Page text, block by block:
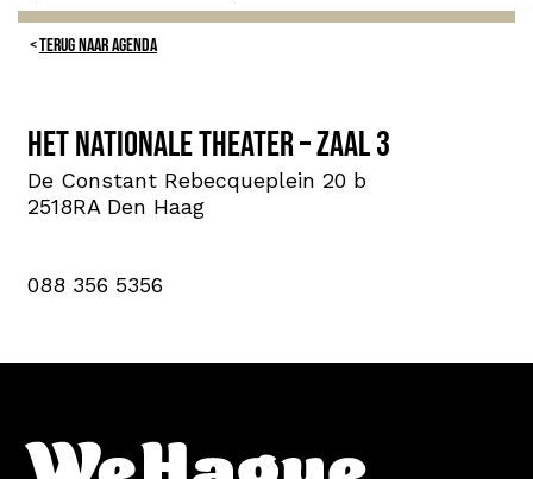
TERUG NAAR AGENDA
Het Nationale Theater – Zaal 3
De Constant Rebecqueplein 20 b
2518RA Den Haag
088 356 5356